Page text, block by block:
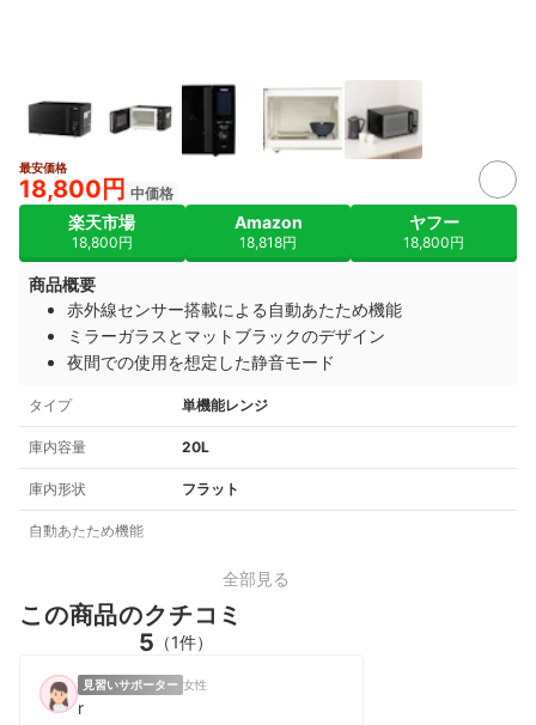
最安価格
18,800円 中価格
楽天市場
18,800円
Amazon
18,818円
ヤフー
18,800円
商品概要
赤外線センサー搭載による自動あたため機能
ミラーガラスとマットブラックのデザイン
夜間での使用を想定した静音モード
タイプ 単機能レンジ
庫内容量 20L
庫内形状 フラット
自動あたため機能
全部見る
この商品のクチコミ
5 （1件）
見習いサポーター 女性
r